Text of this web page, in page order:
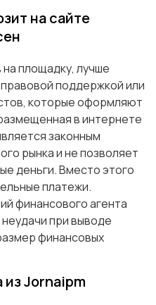
на сайте
площадку, лучше
поддержкой или
которые оформляют
в интернете
законным
рынка и не позволяет
деньги. Вместо этого
платежи.
финансового агента
при выводе
финансовых
из Jornaipm